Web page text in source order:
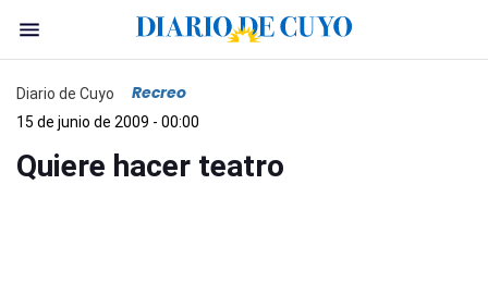
Diario de Cuyo Recreo
15 de junio de 2009 - 00:00
Quiere hacer teatro